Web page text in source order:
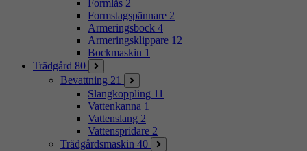
Formlås 2
Formstagspännare 2
Armeringsbock 4
Armeringsklippare 12
Bockmaskin 1
Trädgård 80
Bevattning 21
Slangkoppling 11
Vattenkanna 1
Vattenslang 2
Vattenspridare 2
Trädgårdsmaskin 40